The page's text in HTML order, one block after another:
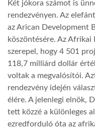
Két jókora számot is
rendezvényen. Az
az Arican Development
köszöntésére. Az Afrikai
szerepel, hogy 4 501
118,7 milliárd dollár
voltak a megvalósítói.
rendezvény idején
élére. A jelenlegi elnök,
tett közzé a különleges
ezredforduló óta az